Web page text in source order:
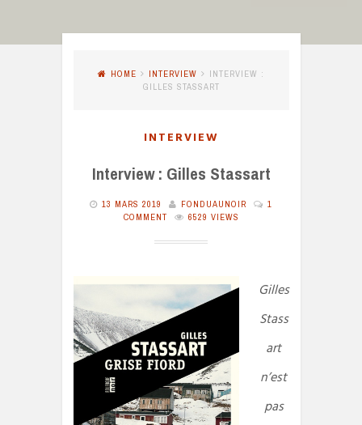
HOME INTERVIEW
INTERVIEW :
GILLES STASSART
INTERVIEW
Interview : Gilles Stassart
13 MARS 2019 FONDUAUNOIR
1
COMMENT
6529 VIEWS
Gilles
Stass
art
n’est
pas